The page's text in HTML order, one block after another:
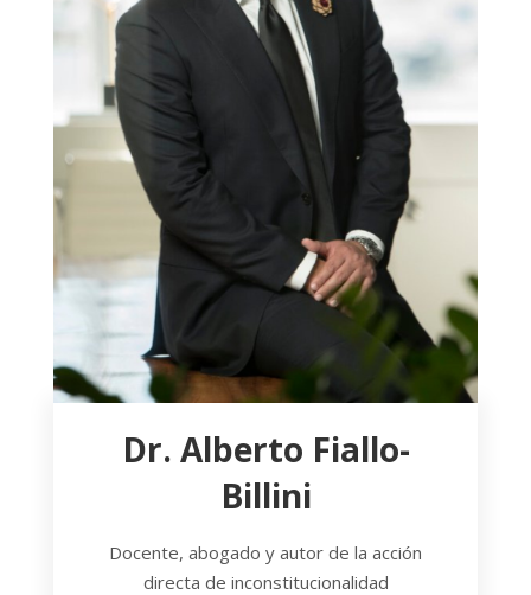
Dr. Alberto Fiallo-
Billini
Docente, abogado y autor de la acción
directa de inconstitucionalidad